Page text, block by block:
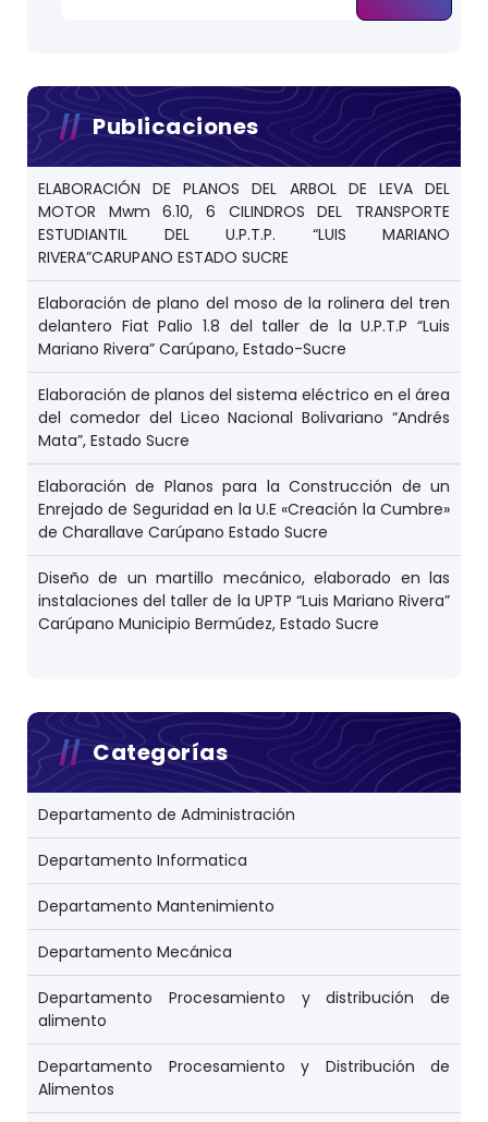
Publicaciones
ELABORACIÓN DE PLANOS DEL ARBOL DE LEVA DEL
MOTOR Mwm 6.10, 6 CILINDROS DEL TRANSPORTE
ESTUDIANTIL DEL U.P.T.P. “LUIS MARIANO
RIVERA”CARUPANO ESTADO SUCRE
Elaboración de plano del moso de la rolinera del tren
delantero Fiat Palio 1.8 del taller de la U.P.T.P “Luis
Mariano Rivera” Carúpano, Estado-Sucre
Elaboración de planos del sistema eléctrico en el área
del comedor del Liceo Nacional Bolivariano “Andrés
Mata”, Estado Sucre
Elaboración de Planos para la Construcción de un
Enrejado de Seguridad en la U.E «Creación la Cumbre»
de Charallave Carúpano Estado Sucre
Diseño de un martillo mecánico, elaborado en las
instalaciones del taller de la UPTP “Luis Mariano Rivera”
Carúpano Municipio Bermúdez, Estado Sucre
Categorías
Departamento de Administración
Departamento Informatica
Departamento Mantenimiento
Departamento Mecánica
Departamento Procesamiento y distribución de
alimento
Departamento Procesamiento y Distribución de
Alimentos